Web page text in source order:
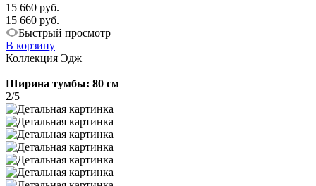
15 660 руб.
15 660 руб.
Быстрый просмотр
В корзину
Коллекция Эдж
Ширина тумбы: 80 см
2/5